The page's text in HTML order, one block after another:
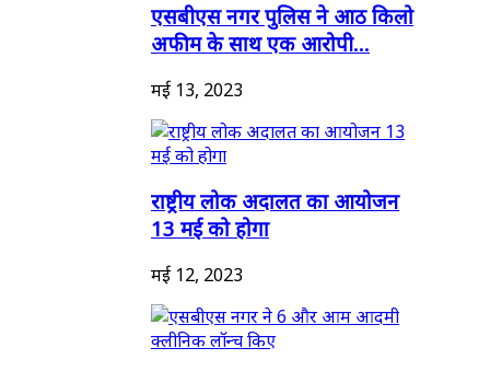
एसबीएस नगर पुलिस ने आठ किलो
अफीम के साथ एक आरोपी...
मई 13, 2023
राष्ट्रीय लोक अदालत का आयोजन
13 मई को होगा
मई 12, 2023